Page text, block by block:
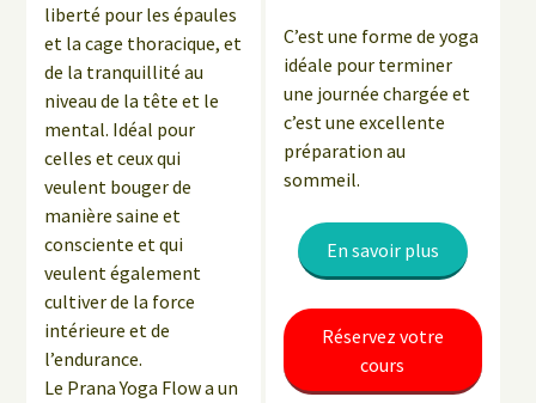
liberté pour les épaules
et la cage thoracique, et
de la tranquillité au
niveau de la tête et le
mental. Idéal pour
celles et ceux qui
veulent bouger de
manière saine et
consciente et qui
veulent également
cultiver de la force
intérieure et de
l’endurance.
Le Prana Yoga Flow a un
C’est une forme de yoga
idéale pour terminer
une journée chargée et
c’est une excellente
préparation au
sommeil.
En savoir plus
Réservez votre
cours